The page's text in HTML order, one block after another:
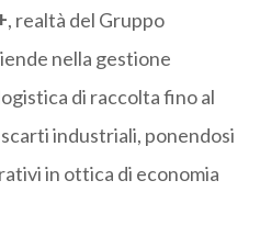
, realtà del Gruppo
nella gestione
di raccolta fino al
industriali, ponendosi
in ottica di economia